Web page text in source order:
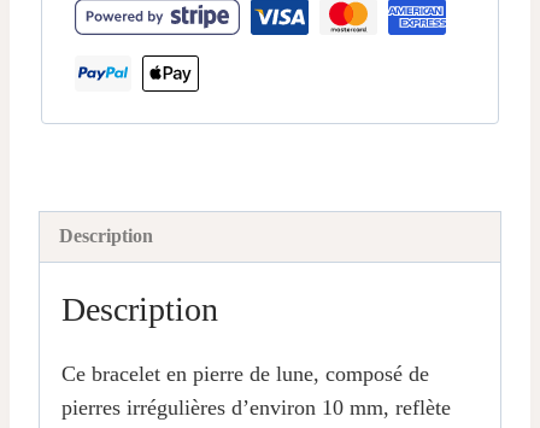
Description
Description
Ce bracelet en pierre de lune, composé de
pierres irrégulières d’environ 10 mm, reflète